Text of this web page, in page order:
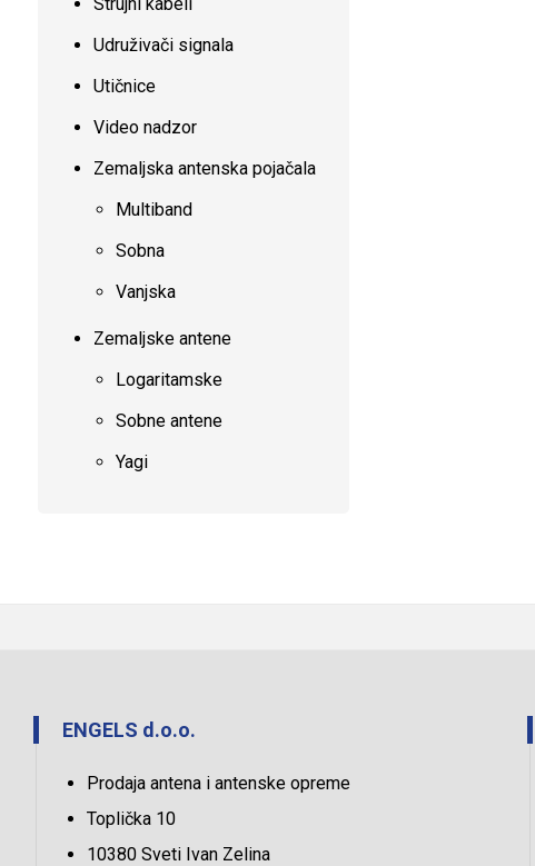
Udruživači signala
Utičnice
Video nadzor
Zemaljska antenska pojačala
Multiband
Sobna
Vanjska
Zemaljske antene
Logaritamske
Sobne antene
Yagi
ENGELS d.o.o.
Prodaja antena i antenske opreme
Toplička 10
10380 Sveti Ivan Zelina